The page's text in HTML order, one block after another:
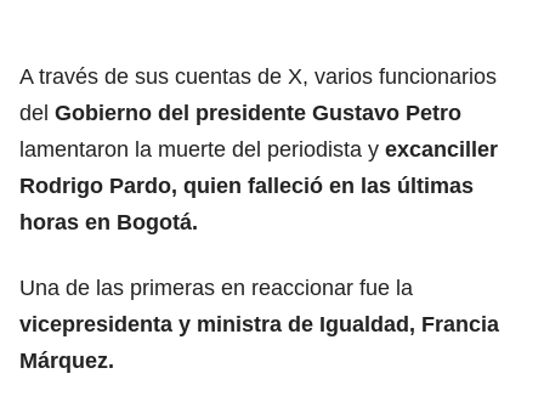
A través de sus cuentas de X, varios funcionarios
del Gobierno del presidente Gustavo Petro
lamentaron la muerte del periodista y excanciller
Rodrigo Pardo, quien falleció en las últimas
horas en Bogotá.
Una de las primeras en reaccionar fue la
vicepresidenta y ministra de Igualdad, Francia
Márquez.